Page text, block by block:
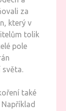
za
který v
tolik
pole
světa.
také